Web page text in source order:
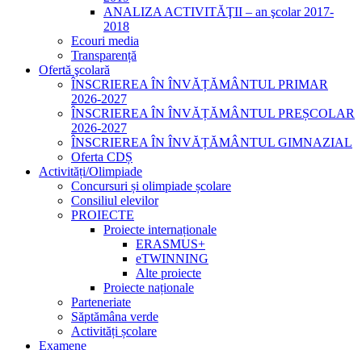
ANALIZA ACTIVITĂŢII – an şcolar 2017-
2018
Ecouri media
Transparență
Ofertă şcolară
ÎNSCRIEREA ÎN ÎNVĂȚĂMÂNTUL PRIMAR
2026-2027
ÎNSCRIEREA ÎN ÎNVĂȚĂMÂNTUL PREȘCOLAR
2026-2027
ÎNSCRIEREA ÎN ÎNVĂȚĂMÂNTUL GIMNAZIAL
Oferta CDȘ
Activități/Olimpiade
Concursuri și olimpiade școlare
Consiliul elevilor
PROIECTE
Proiecte internaționale
ERASMUS+
eTWINNING
Alte proiecte
Proiecte naționale
Parteneriate
Săptămâna verde
Activități școlare
Examene